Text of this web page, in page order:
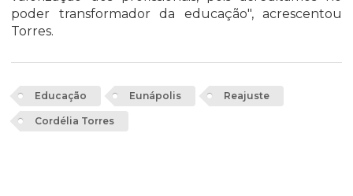
poder transformador da educação", acrescentou
Torres.
Educação Eunápolis Reajuste
Cordélia Torres